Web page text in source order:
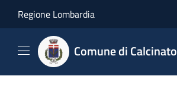
Regione Lombardia
Comune di Calcinato